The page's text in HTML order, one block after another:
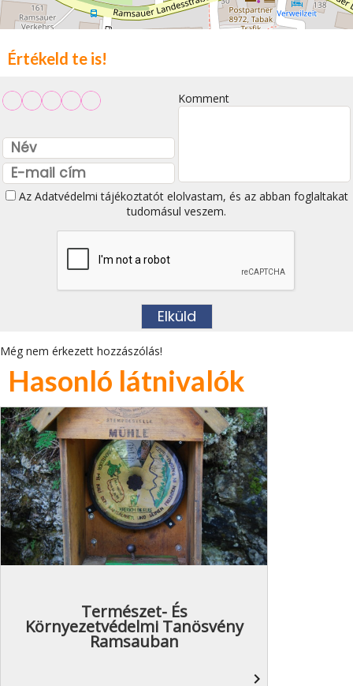
Értékeld te is!
Komment
Az Adatvédelmi tájékoztatótelolvastam, és az abban foglaltakat
tudomásul veszem.
Még nem érkezett hozzászólás!
Hasonló látnivalók
Természet- És
Környezetvédelmi Tanösvény
Ramsauban
navigate_next